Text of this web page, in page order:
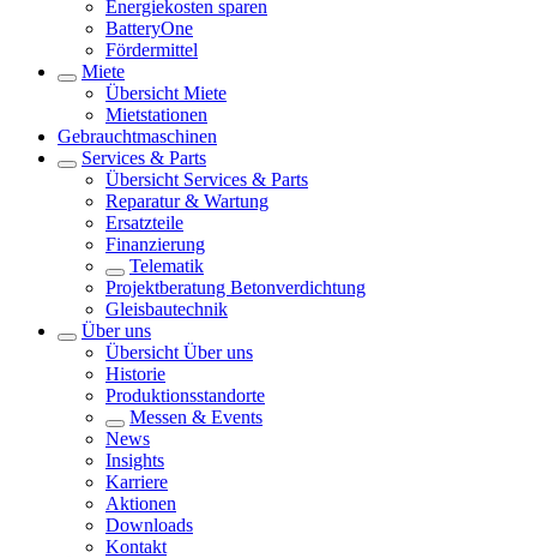
Energiekosten sparen
BatteryOne
Fördermittel
Miete
Übersicht Miete
Mietstationen
Gebrauchtmaschinen
Services & Parts
Übersicht Services & Parts
Reparatur & Wartung
Ersatzteile
Finanzierung
Telematik
Projektberatung Betonverdichtung
Gleisbautechnik
Über uns
Übersicht Über uns
Historie
Produktionsstandorte
Messen & Events
News
Insights
Karriere
Aktionen
Downloads
Kontakt